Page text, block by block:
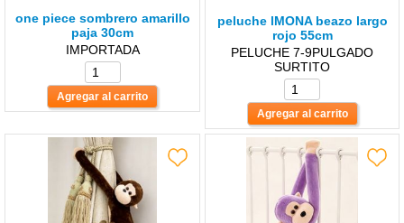
one piece sombrero amarillo
paja 30cm
IMPORTADA
peluche lMONA beazo largo
rojo 55cm
PELUCHE 7-9PULGADO
SURTITO